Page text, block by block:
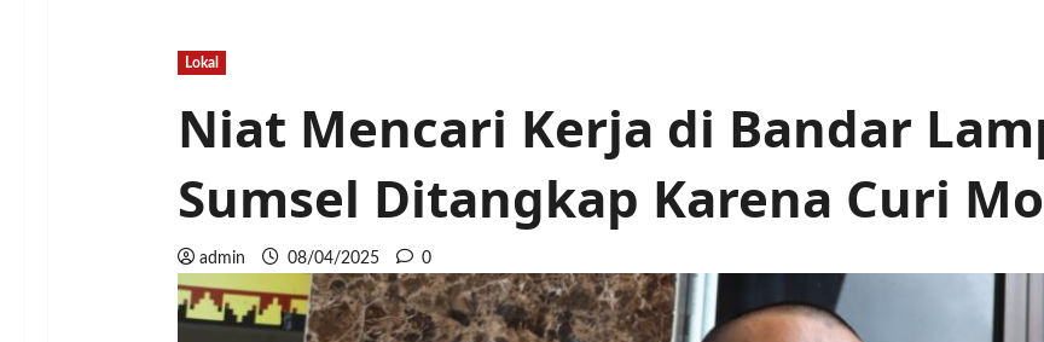
Lokal
Niat Mencari Kerja di Bandar
Sumsel Ditangkap Karena Curi
admin 08/04/2025 0